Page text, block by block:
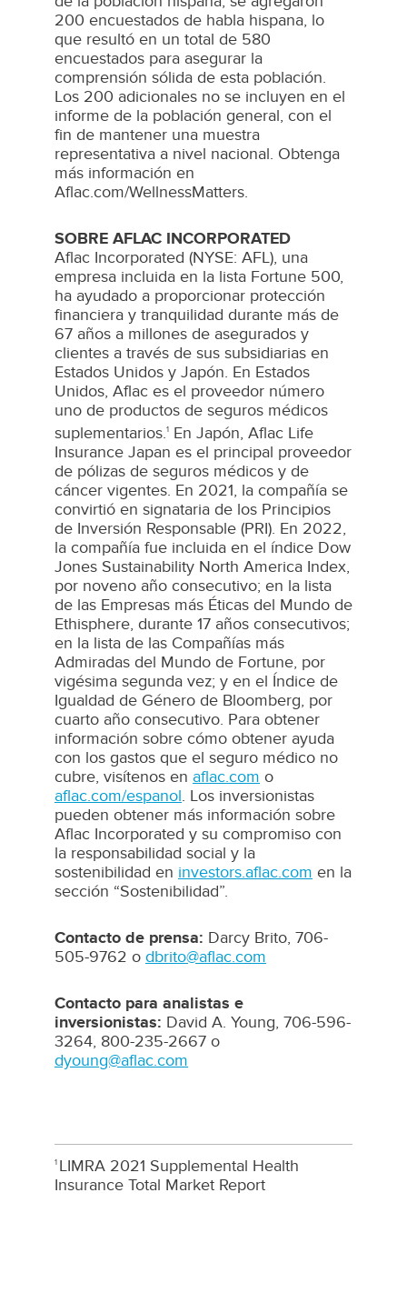
200 encuestados de habla hispana, lo
que resultó en un total de 580
encuestados para asegurar la
comprensión sólida de esta población.
Los 200 adicionales no se incluyen en el
informe de la población general, con el
fin de mantener una muestra
representativa a nivel nacional. Obtenga
más información en
Aflac.com/WellnessMatters.
SOBRE AFLAC INCORPORATED
Aflac Incorporated (NYSE: AFL), una
empresa incluida en la lista Fortune 500,
ha ayudado a proporcionar protección
financiera y tranquilidad durante más de
67 años a millones de asegurados y
clientes a través de sus subsidiarias en
Estados Unidos y Japón. En Estados
Unidos, Aflac es el proveedor número
uno de productos de seguros médicos
suplementarios.1 En Japón, Aflac Life
Insurance Japan es el principal proveedor
de pólizas de seguros médicos y de
cáncer vigentes. En 2021, la compañía se
convirtió en signataria de los Principios
de Inversión Responsable (PRI). En 2022,
la compañía fue incluida en el índice Dow
Jones Sustainability North America Index,
por noveno año consecutivo; en la lista
de las Empresas más Éticas del Mundo de
Ethisphere, durante 17 años consecutivos;
en la lista de las Compañías más
Admiradas del Mundo de Fortune, por
vigésima segunda vez; y en el Índice de
Igualdad de Género de Bloomberg, por
cuarto año consecutivo. Para obtener
información sobre cómo obtener ayuda
con los gastos que el seguro médico no
cubre, visítenos en aflac.com o
aflac.com/espanol. Los inversionistas
pueden obtener más información sobre
Aflac Incorporated y su compromiso con
la responsabilidad social y la
sostenibilidad en investors.aflac.com en la
sección “Sostenibilidad”.
Contacto de prensa: Darcy Brito, 706-
505-9762 o dbrito@aflac.com
Contacto para analistas e
inversionistas: David A. Young, 706-596-
3264, 800-235-2667 o
dyoung@aflac.com
1 LIMRA 2021 Supplemental Health
Insurance Total Market Report